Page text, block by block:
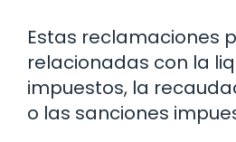
Estas reclamaciones
relacionadas con la
impuestos, la
o las sanciones